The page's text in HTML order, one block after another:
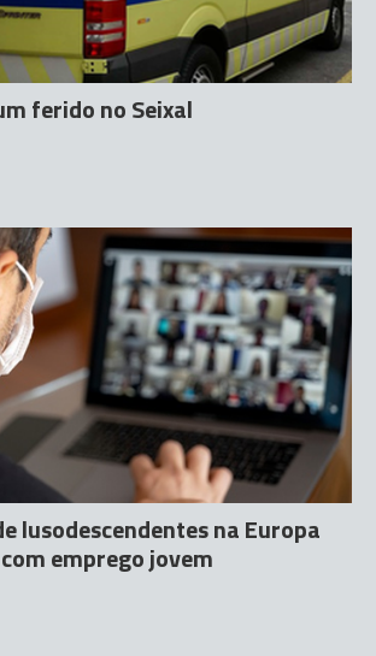
ferido no Seixal
lusodescendentes na Europa
emprego jovem